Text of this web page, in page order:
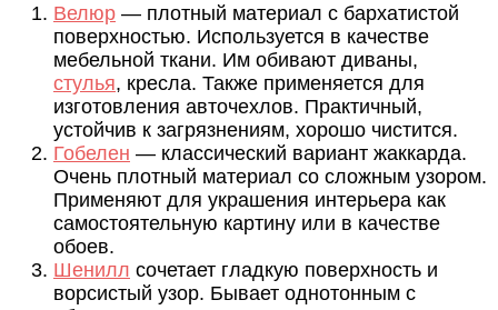
Велюр — плотный материал с бархатистой
поверхностью. Используется в качестве
мебельной ткани. Им обивают диваны,
стулья, кресла. Также применяется для
изготовления авточехлов. Практичный,
устойчив к загрязнениям, хорошо чистится.
Гобелен — классический вариант жаккарда.
Очень плотный материал со сложным узором.
Применяют для украшения интерьера как
самостоятельную картину или в качестве
обоев.
Шенилл сочетает гладкую поверхность и
ворсистый узор. Бывает однотонным с